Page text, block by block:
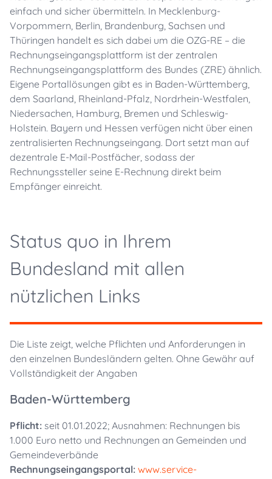
einfach und sicher übermitteln. In Mecklenburg-
Vorpommern, Berlin, Brandenburg, Sachsen und
Thüringen handelt es sich dabei um die OZG-RE – die
Rechnungseingangsplattform ist der zentralen
Rechnungseingangsplattform des Bundes (ZRE) ähnlich.
Eigene Portallösungen gibt es in Baden-Württemberg,
dem Saarland, Rheinland-Pfalz, Nordrhein-Westfalen,
Niedersachen, Hamburg, Bremen und Schleswig-
Holstein. Bayern und Hessen verfügen nicht über einen
zentralisierten Rechnungseingang. Dort setzt man auf
dezentrale E-Mail-Postfächer, sodass der
Rechnungssteller seine E-Rechnung direkt beim
Empfänger einreicht.
Status quo in Ihrem
Bundesland mit allen
nützlichen Links
Die Liste zeigt, welche Pflichten und Anforderungen in
den einzelnen Bundesländern gelten. Ohne Gewähr auf
Vollständigkeit der Angaben
Baden-Württemberg
Pflicht: seit 01.01.2022; Ausnahmen: Rechnungen bis
1.000 Euro netto und Rechnungen an Gemeinden und
Gemeindeverbände
Rechnungseingangsportal: www.service-